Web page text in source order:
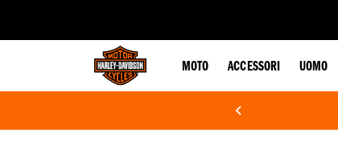
MOTO ACCESSORI UOMO